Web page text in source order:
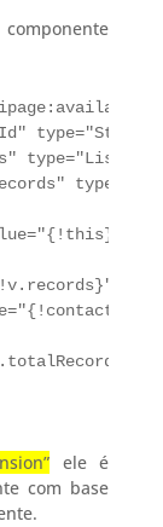
type="List" />
ele é
com base